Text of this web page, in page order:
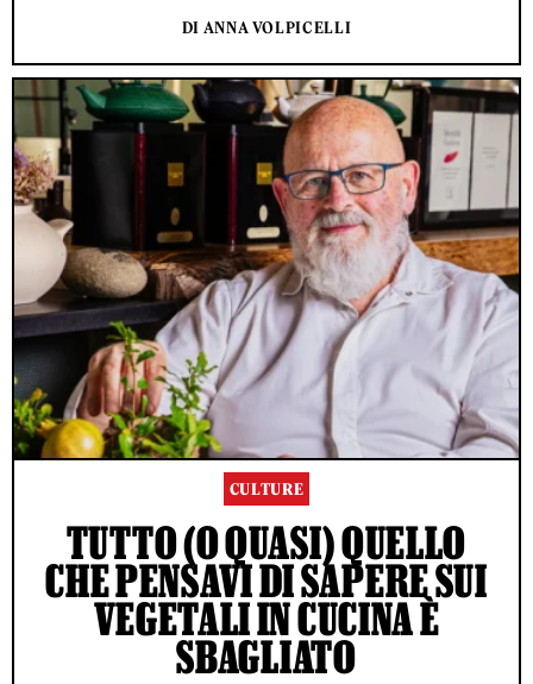
DI ANNA VOLPICELLI
CULTURE
TUTTO (O QUASI) QUELLO
CHE PENSAVI DI SAPERE SUI
VEGETALI IN CUCINA È
SBAGLIATO